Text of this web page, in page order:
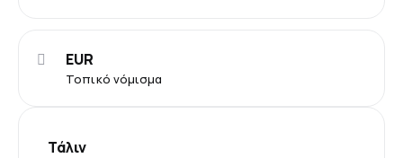
Τοπικό νόμισμα
EUR
Τάλιν